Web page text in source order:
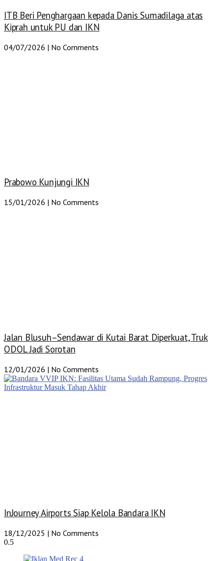
ITB Beri Penghargaan kepada Danis Sumadilaga atas
Kiprah untuk PU dan IKN
04/07/2026 No Comments
Prabowo Kunjungi IKN
15/01/2026 No Comments
Jalan Blusuh–Sendawar di Kutai Barat Diperkuat, Truk
ODOL Jadi Sorotan
12/01/2026 No Comments
InJourney Airports Siap Kelola Bandara IKN
18/12/2025 No Comments